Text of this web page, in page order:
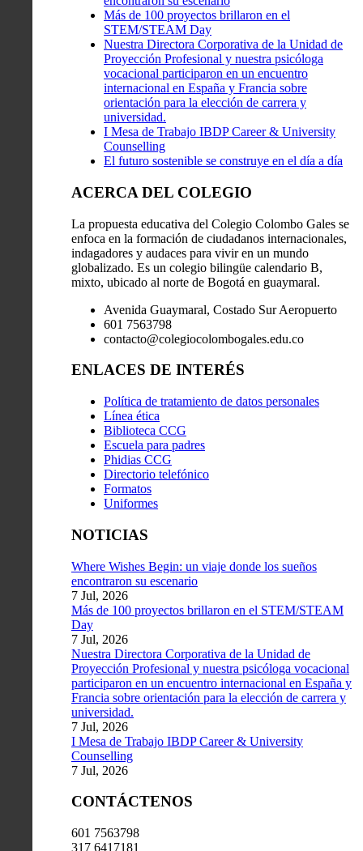
Más de 100 proyectos brillaron en el
STEM/STEAM Day
Nuestra Directora Corporativa de la Unidad de
Proyección Profesional y nuestra psicóloga
vocacional participaron en un encuentro
internacional en España y Francia sobre
orientación para la elección de carrera y
universidad.
I Mesa de Trabajo IBDP Career & University
Counselling
El futuro sostenible se construye en el día a día
ACERCA DEL COLEGIO
La propuesta educativa del Colegio Colombo Gales se
enfoca en la formación de ciudadanos internacionales,
indagadores y audaces para vivir en un mundo
globalizado. Es un colegio bilingüe calendario B,
mixto, ubicado al norte de Bogotá en guaymaral.
Avenida Guaymaral, Costado Sur Aeropuerto
601 7563798
contacto@colegiocolombogales.edu.co
ENLACES DE INTERÉS
Política de tratamiento de datos personales
Línea ética
Biblioteca CCG
Escuela para padres
Phidias CCG
Directorio telefónico
Formatos
Uniformes
NOTICIAS
Where Wishes Begin: un viaje donde los sueños
encontraron su escenario
7 Jul, 2026
Más de 100 proyectos brillaron en el STEM/STEAM
Day
7 Jul, 2026
Nuestra Directora Corporativa de la Unidad de
Proyección Profesional y nuestra psicóloga vocacional
participaron en un encuentro internacional en España y
Francia sobre orientación para la elección de carrera y
universidad.
7 Jul, 2026
I Mesa de Trabajo IBDP Career & University
Counselling
7 Jul, 2026
CONTÁCTENOS
601 7563798
317 6417181